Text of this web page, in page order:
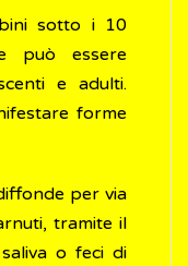
sotto i 10
può essere
e adulti.
forme
per via
tramite il
o feci di